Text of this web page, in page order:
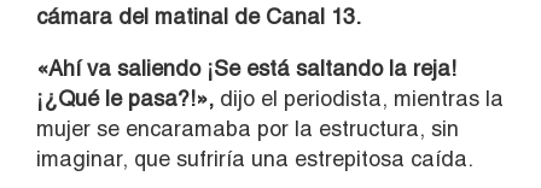
cámara del matinal de Canal 13.
«Ahí va saliendo ¡Se está saltando la reja!
¡¿Qué le pasa?!», dijo el periodista, mientras la
mujer se encaramaba por la estructura, sin
imaginar, que sufriría una estrepitosa caída.